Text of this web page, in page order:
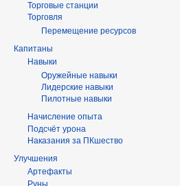
Торговые станции
Торговля
Перемещение ресурсов
Капитаны
Навыки
Оружейные навыки
Лидерские навыки
Пилотные навыки
Начисление опыта
Подсчёт урона
Наказания за ПКшество
Улучшения
Артефакты
Руны